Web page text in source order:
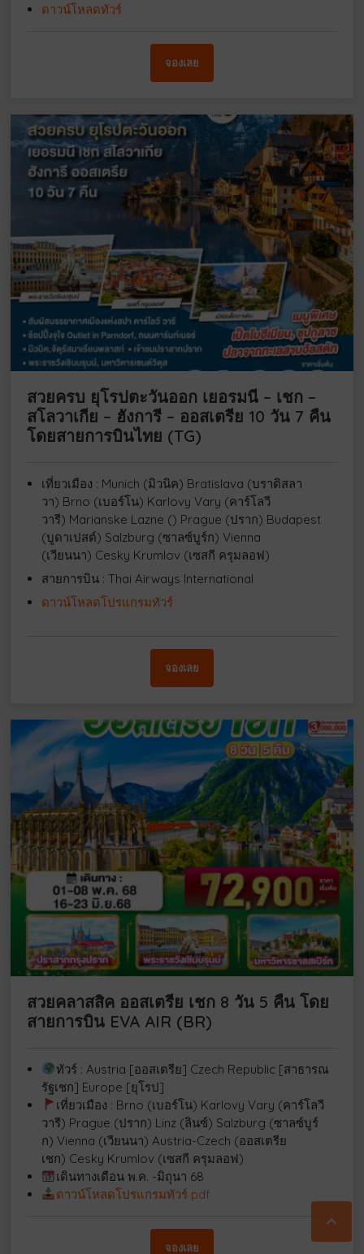
ดาวน์โหลดทัวร์
จองเลย
สวยครบ ยุโรปตะวันออก เยอรมนี – เชก –
สโลวาเกีย – ฮังการี – ออสเตรีย 10 วัน 7 คืน
โดยสายการบินไทย (TG)
เที่ยวเมือง : Munich (มิวนิค) Bratislava (บราติสลา
วา) Brno (เบอร์โน) Karlovy Vary (คาร์โลวี
วารี) Marianske Lazne () Prague (ปราก) Budapest
(บูดาเปสต์) Salzburg (ซาลซ์บูร์ก) Vienna
(เวียนนา) Cesky Krumlov (เซสกี ครุมลอฟ)
สายการบิน : Thai Airways International
ดาวน์โหลดโปรแกรมทัวร์
จองเลย
สวยคลาสสิค ออสเตรีย เชก 8 วัน 5 คืน โดย
สายการบิน EVA AIR (BR)
ทัวร์ : Austria [ออสเตรีย] Czech Republic [สาธารณ
รัฐเชก] Europe [ยุโรป]
เที่ยวเมือง : Brno (เบอร์โน) Karlovy Vary (คาร์โลวี
วารี) Prague (ปราก) Linz (ลินซ์) Salzburg (ซาลซ์บูร์
ก) Vienna (เวียนนา) Austria-Czech (ออสเตรีย
เชก) Cesky Krumlov (เซสกี ครุมลอฟ)
เดินทางเดือน พ.ค. -มิถุนา 68
ดาวน์โหลดโปรแกรมทัวร์ pdf
จองเลย
